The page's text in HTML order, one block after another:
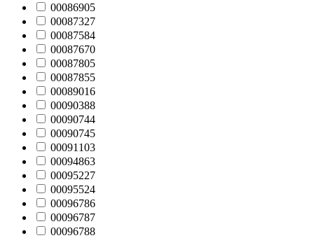
00086905
00087327
00087584
00087670
00087805
00087855
00089016
00090388
00090744
00090745
00091103
00094863
00095227
00095524
00096786
00096787
00096788